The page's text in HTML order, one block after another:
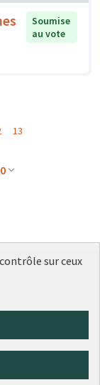
Soumise
au vote
13
sur ceux